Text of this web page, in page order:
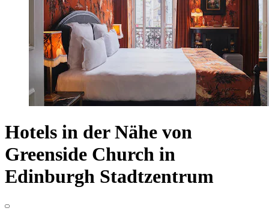
Hotels in der Nähe von
Greenside Church in
Edinburgh Stadtzentrum